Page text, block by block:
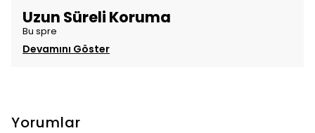
Uzun Süreli Koruma
Bu spre
Devamını Göster
Yorumlar